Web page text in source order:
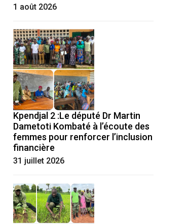
1 août 2026
Kpendjal 2 :Le député Dr Martin
Dametoti Kombaté à l’écoute des
femmes pour renforcer l’inclusion
financière
31 juillet 2026